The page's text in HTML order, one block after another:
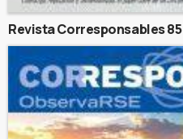
Revista Corresponsables 85